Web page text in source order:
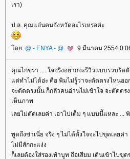
เรา)
ป.ล. คุณแอ๋นคนจังหวัดอะไรเหรอค่ะ
ดย: @ - ENYA - @ 9 มีนาคม 2554
คุณไก่ขรา .... ใจจริงอยากจะรีวิวแบบรวบรัด
ต่ทำไม่ได้อ่ะ คือ พิมไม่รู้ว่าจะตัดตรงไหนออ
จะตัดตรงนั้น ก็กลัวคนอ่านไม่เข้าใจ จะตัดตร
เห็นภาพ
เลยไม่ตัดเลยค่า เอาไปเต็ม ๆ แบบนี้แหละ ...
พูดถึงข่าเนี่ย จริง ๆ ไม่ได้ตั้งใจจะไปขุดเลย
ไม่มีสักกะแง่ง
ก็เลยต้องใส่รองเท้าบูท ถือเสียม เดินเข้าไปขุ